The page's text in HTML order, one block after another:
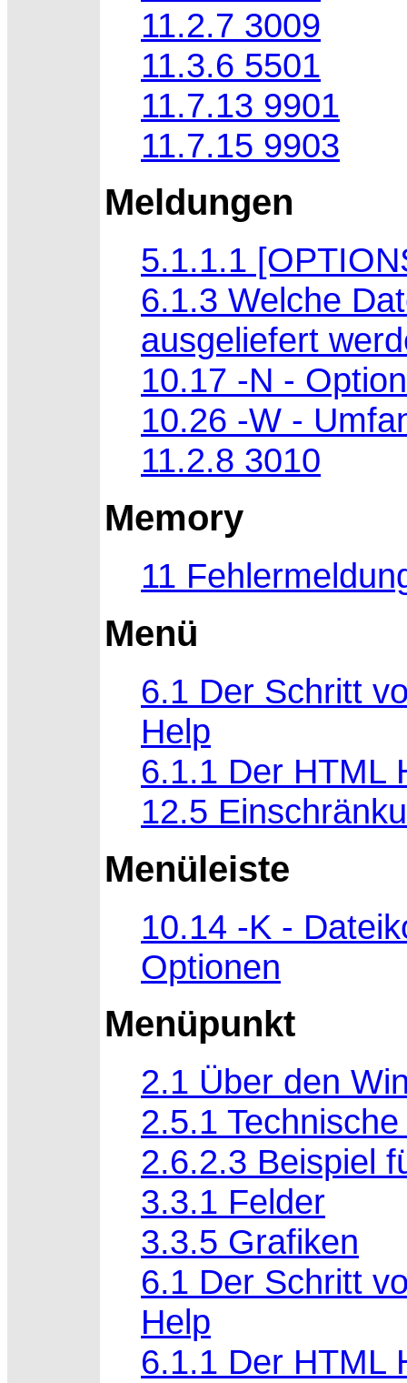
11.2.7 3009
11.3.6 5501
11.7.13 9901
11.7.15 9903
Meldungen
5.1.1.1
6.1.3 Welche
ausgeliefert
10.17 -N -
10.26 -W -
11.2.8 3010
Memory
11
Menü
6.1 Der Schritt
Help
6.1.1 Der HTML
12.5
Menüleiste
10.14 -K -
Optionen
Menüpunkt
2.1 Über den
2.5.1
2.6.2.3 Beispiel
3.3.1 Felder
3.3.5 Grafiken
6.1 Der Schritt
Help
6.1.1 Der HTML